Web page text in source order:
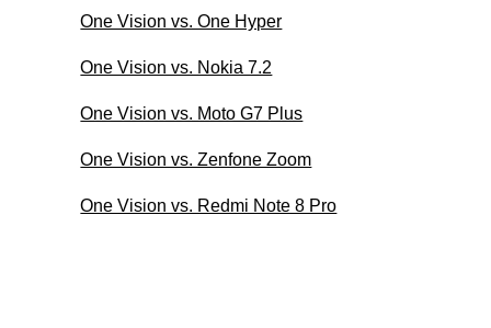
One Vision vs. One Hyper
One Vision vs. Nokia 7.2
One Vision vs. Moto G7 Plus
One Vision vs. Zenfone Zoom
One Vision vs. Redmi Note 8 Pro